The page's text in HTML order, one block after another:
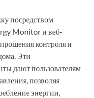
посредством
Monitor и веб-
контроля и
Эти
дают пользователям
позволяя
энергии,